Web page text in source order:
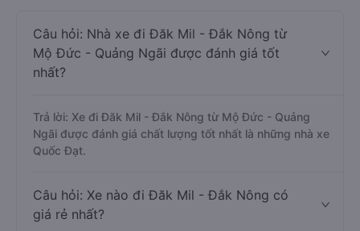
Câu hỏi: Nhà xe đi Đăk Mil - Đắk Nông từ
Mộ Đức - Quảng Ngãi được đánh giá tốt
nhất?
Trả lời: Xe đi Đăk Mil - Đắk Nông từ Mộ Đức - Quảng
Ngãi được đánh giá chất lượng tốt nhất là những nhà xe
Quốc Đạt.
Câu hỏi: Xe nào đi Đăk Mil - Đắk Nông có
giá rẻ nhất?